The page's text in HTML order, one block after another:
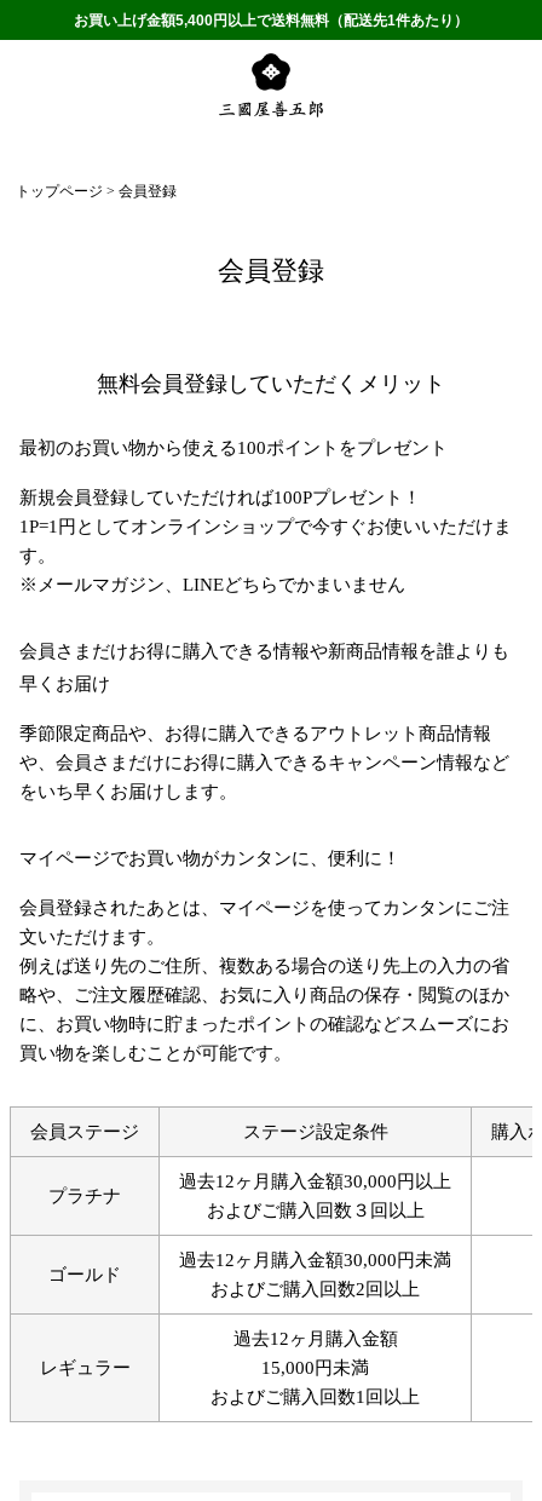
お買い上げ金額5,400円以上で送料無料（配送先1件あたり）
トップページ 会員登録
会員登録
無料会員登録していただくメリット
最初のお買い物から使える100ポイントをプレゼント
新規会員登録していただければ100Pプレゼント！
1P=1円としてオンラインショップで今すぐお使いいただけま
す。
※メールマガジン、LINEどちらでかまいません
会員さまだけお得に購入できる情報や新商品情報を誰よりも
早くお届け
季節限定商品や、お得に購入できるアウトレット商品情報
や、会員さまだけにお得に購入できるキャンペーン情報など
をいち早くお届けします。
マイページでお買い物がカンタンに、便利に！
会員登録されたあとは、マイページを使ってカンタンにご注
文いただけます。
例えば送り先のご住所、複数ある場合の送り先上の入力の省
略や、ご注文履歴確認、お気に入り商品の保存・閲覧のほか
に、お買い物時に貯まったポイントの確認などスムーズにお
買い物を楽しむことが可能です。
会員ステージ ステージ設定条件 購入
プラチナ
過去12ヶ月購入金額30,000円以上
およびご購入回数３回以上
ゴールド
過去12ヶ月購入金額30,000円未満
およびご購入回数2回以上
レギュラー
過去12ヶ月購入金額
15,000円未満
およびご購入回数1回以上